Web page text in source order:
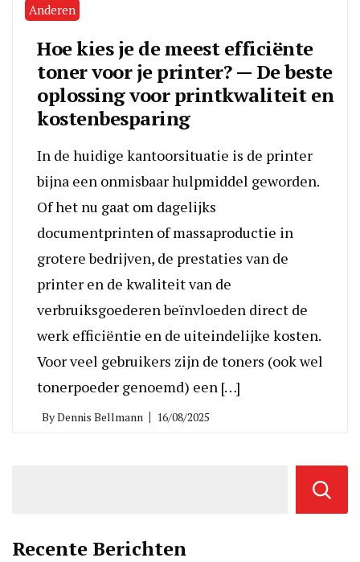
Anderen
Hoe kies je de meest efficiënte
toner voor je printer? — De beste
oplossing voor printkwaliteit en
kostenbesparing
In de huidige kantoorsituatie is de printer
bijna een onmisbaar hulpmiddel geworden.
Of het nu gaat om dagelijks
documentprinten of massaproductie in
grotere bedrijven, de prestaties van de
printer en de kwaliteit van de
verbruiksgoederen beïnvloeden direct de
werk efficiëntie en de uiteindelijke kosten.
Voor veel gebruikers zijn de toners (ook wel
tonerpoeder genoemd) een […]
ByDennis Bellmann 16/08/2025
Recente Berichten